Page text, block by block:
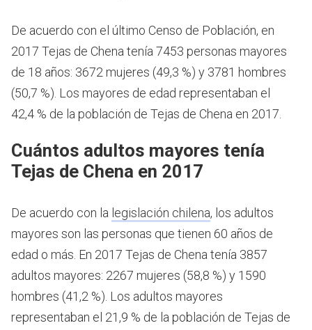
De acuerdo con el último Censo de Población, en
2017 Tejas de Chena tenía 7453 personas mayores
de 18 años: 3672 mujeres (49,3 %) y 3781 hombres
(50,7 %). Los mayores de edad representaban el
42,4 % de la población de Tejas de Chena en 2017.
Cuántos adultos mayores tenía
Tejas de Chena en 2017
De acuerdo con la legislación chilena, los adultos
mayores son las personas que tienen 60 años de
edad o más. En 2017 Tejas de Chena tenía 3857
adultos mayores: 2267 mujeres (58,8 %) y 1590
hombres (41,2 %). Los adultos mayores
representaban el 21,9 % de la población de Tejas de